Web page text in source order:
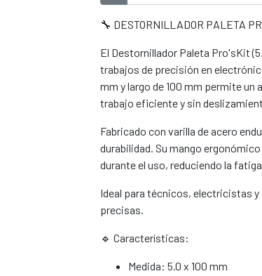
🔧 DESTORNILLADOR PALETA
El Destornillador Paleta Pro'sKit
trabajos de precisión en
mm y largo de 100 mm permite
trabajo eficiente y sin
Fabricado con varilla de acero
durabilidad. Su mango
durante el uso, reduciendo la
Ideal para técnicos, electricistas
precisas.
🔹 Características:
Medida: 5.0 x 100 mm